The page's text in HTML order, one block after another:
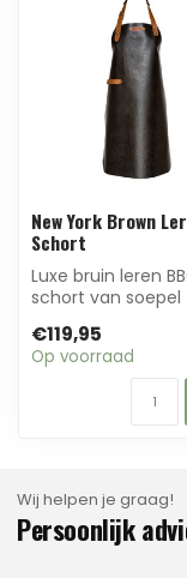
New York Brown
Schort
Luxe bruin leren
schort van soepel
in Nederland. Per...
€119,95
Op voorraad
Wij helpen je graag!
Persoonlijk